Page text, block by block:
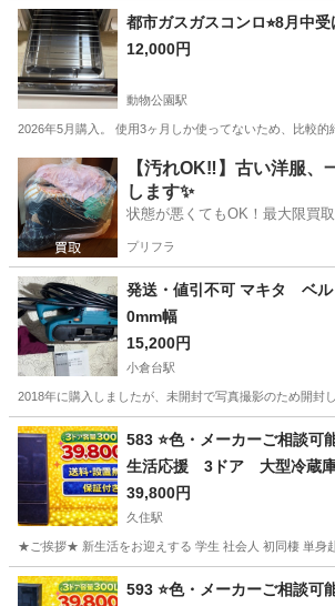
千葉 千葉市 生活家電
都市ガスガスコンロ⭐︎8月中受
12,000円
動物公園駅
2026年5月購入。 使用3ヶ月しか使ってないため、比較的
千葉 千葉市 動物公園駅 キッチン家電
【汚れOK‼️】古い洋服、
します✨
状態が悪くてもOK！最大限買
プリフラ
発送・値引不可 マキタ ベ
0mm幅
15,200円
小倉台駅
2018年に購入しましたが、未開封で写真撮影のため開
千葉 千葉市 小倉台駅 キッチン家電 ベ
583 ⭐️色・メーカーご相談
生活応援 3ドア 大型冷蔵
替え
39,800円
久住駅
★ご挨拶★ 新生活をお迎えする 学生 社会人 初同棲 単身
千葉 成田市 久住駅 キッチン家電 商品
593 ⭐️色・メーカーご相談